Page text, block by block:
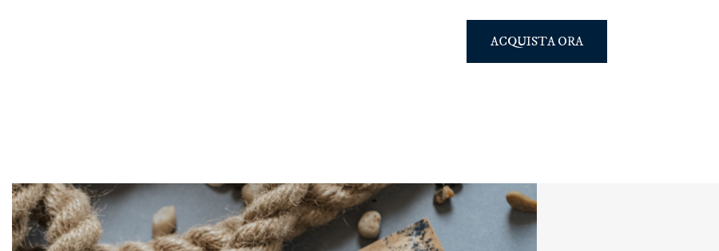
ACQUISTA ORA